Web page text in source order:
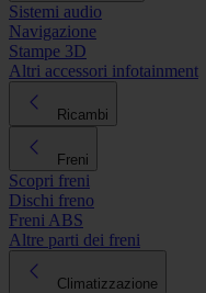
Sistemi audio
Navigazione
Stampe 3D
Altri accessori infotainment
Ricambi
Freni
Scopri freni
Dischi freno
Freni ABS
Altre parti dei freni
Climatizzazione